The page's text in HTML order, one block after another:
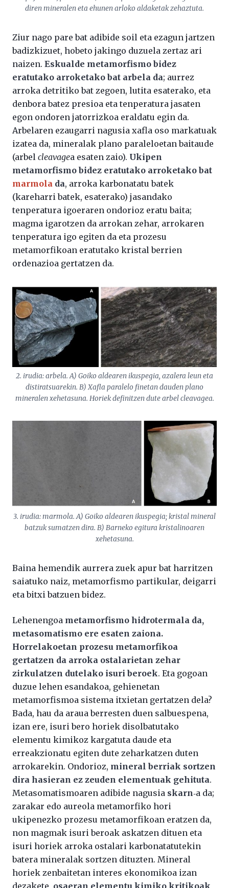
diren mineralen eta ehunen arloko aldaketak zehaztuta.
Ziur nago pare bat adibide soil eta ezagun jartzen
badizkizuet, hobeto jakingo duzuela zertaz ari
naizen. Eskualde metamorfismo bidez
eratutako arroketako bat arbela da; aurrez
arroka detritiko bat zegoen, lutita esaterako, eta
denbora batez presioa eta tenperatura jasaten
egon ondoren jatorrizkoa eraldatu egin da.
Arbelaren ezaugarri nagusia xafla oso markatuak
izatea da, mineralak plano paraleloetan baitaude
(arbel cleavagea esaten zaio). Ukipen
metamorfismo bidez eratutako arroketako bat
marmola da, arroka karbonatatu batek
(kareharri batek, esaterako) jasandako
tenperatura igoeraren ondorioz eratu baita;
magma igarotzen da arrokan zehar, arrokaren
tenperatura igo egiten da eta prozesu
metamorfikoan eratutako kristal berrien
ordenazioa gertatzen da.
2. irudia: arbela. A) Goiko aldearen ikuspegia, azalera leun eta
distiratsuarekin. B) Xafla paralelo finetan dauden plano
mineralen xehetasuna. Horiek definitzen dute arbelcleavagea.
3. irudia: marmola. A) Goiko aldearen ikuspegia; kristal mineral
batzuk sumatzen dira. B) Barneko egitura kristalinoaren
xehetasuna.
Baina hemendik aurrera zuek apur bat harritzen
saiatuko naiz, metamorfismo partikular, deigarri
eta bitxi batzuen bidez.
Lehenengoa metamorfismo hidrotermala da,
metasomatismo ere esaten zaiona.
Horrelakoetan prozesu metamorfikoa
gertatzen da arroka ostalarietan zehar
zirkulatzen dutelako isuri beroek. Eta gogoan
duzue lehen esandakoa, gehienetan
metamorfismoa sistema itxietan gertatzen dela?
Bada, hau da araua berresten duen salbuespena,
izan ere, isuri bero horiek disolbatutako
elementu kimikoz kargatuta daude eta
erreakzionatu egiten dute zeharkatzen duten
arrokarekin. Ondorioz, mineral berriak sortzen
dira hasieran ez zeuden elementuak gehituta.
Metasomatismoaren adibide nagusia skarn‑a da;
zarakar edo aureola metamorfiko hori
ukipenezko prozesu metamorfikoan eratzen da,
non magmak isuri beroak askatzen dituen eta
isuri horiek arroka ostalari karbonatatutekin
batera mineralak sortzen dituzten. Mineral
horiek zenbaitetan interes ekonomikoa izan